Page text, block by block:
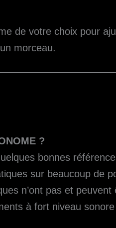
de votre choix pour
morceau.
?
bonnes
sur beaucoup de
n’ont pas et peuvent
à fort niveau